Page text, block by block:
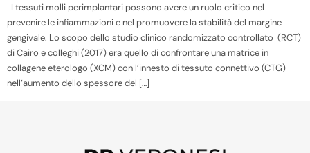
I tessuti molli perimplantari possono avere un ruolo critico nel
prevenire le infiammazioni e nel promuovere la stabilità del margine
gengivale. Lo scopo dello studio clinico randomizzato controllato (RCT)
di Cairo e colleghi (2017) era quello di confrontare una matrice in
collagene eterologo (XCM) con l’innesto di tessuto connettivo (CTG)
nell’aumento dello spessore del […]